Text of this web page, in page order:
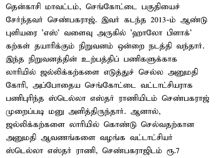
தென்காசி மாவட்டம், செங்கோட்டை பகுதியைச்
சேர்ந்தவர் செண்பகராஜ். இவர் கடந்த 2013-ம் ஆண்டு
புளியரை 'எஸ்' வளைவு அருகில் 'ஹாலோ பிளாக்'
கற்கள் தயாரிக்கும் நிறுவனம் ஒன்றை நடத்தி வந்தார்.
இந்த நிறுவனத்தின் உற்பத்திப் பணிகளுக்காக
லாரியில் ஜல்லிக்கற்களை எடுத்துச் செல்ல அனுமதி
கோரி, அப்போதைய செங்கோட்டை வட்டாட்சியராக
பணிபுரிந்த ஸ்டெல்லா எஸ்தர் ராணியிடம் செண்பகராஜ்
முறைப்படி மனு அளித்திருந்தார். ஆனால்,
ஜல்லிக்கற்களை லாரியில் கொண்டு செல்வதற்கான
அனுமதி ஆவணங்களை வழங்க வட்டாட்சியர்
ஸ்டெல்லா எஸ்தர் ராணி, செண்பகராஜிடம் ரூ.7